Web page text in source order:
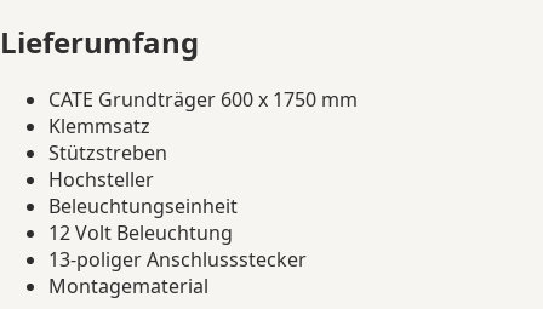
Lieferumfang
CATE Grundträger 600 x 1750 mm
Klemmsatz
Stützstreben
Hochsteller
Beleuchtungseinheit
12 Volt Beleuchtung
13-poliger Anschlussstecker
Montagematerial